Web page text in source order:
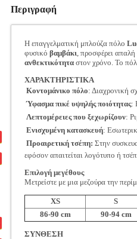
Περιγραφή
Η επαγγελματική μπλούζα πόλο
φυσικό βαμβάκι, προσφέρει απαλή
ανθεκτικότητα στον χρόνο. Το
ΧΑΡΑΚΤΗΡΙΣΤΙΚΑ
Κοντομάνικο πόλο: Διαχρονική
Ύφασμα πικέ υψηλής ποιότητας:
Λεπτομέρειες που ξεχωρίζουν:
Ενισχυμένη κατασκευή:
Προαιρετική τσέπη: Στην
εφόσον απαιτείται λογότυπο ή
Επιλογή μεγέθους
Μετρείστε με μια μεζούρα την
XS S
86-90 cm
90-94 cm
ΣΥΝΘΕΣΗ